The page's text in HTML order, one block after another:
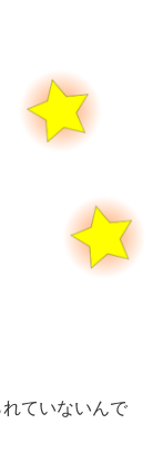
ていないんで